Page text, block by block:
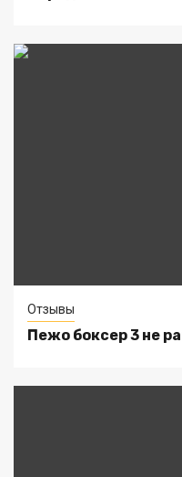
Отзывы
Пежо боксер 3 не